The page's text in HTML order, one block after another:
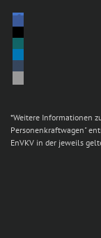
*Weitere Informationen
Personenkraftwagen"
EnVKV in der jeweils